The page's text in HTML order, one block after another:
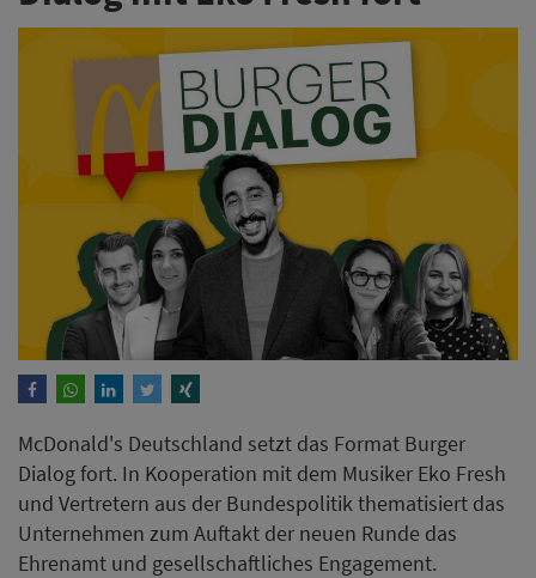
McDonald's Deutschland setzt das Format Burger
Dialog fort. In Kooperation mit dem Musiker Eko Fresh
und Vertretern aus der Bundespolitik thematisiert das
Unternehmen zum Auftakt der neuen Runde das
Ehrenamt und gesellschaftliches Engagement.